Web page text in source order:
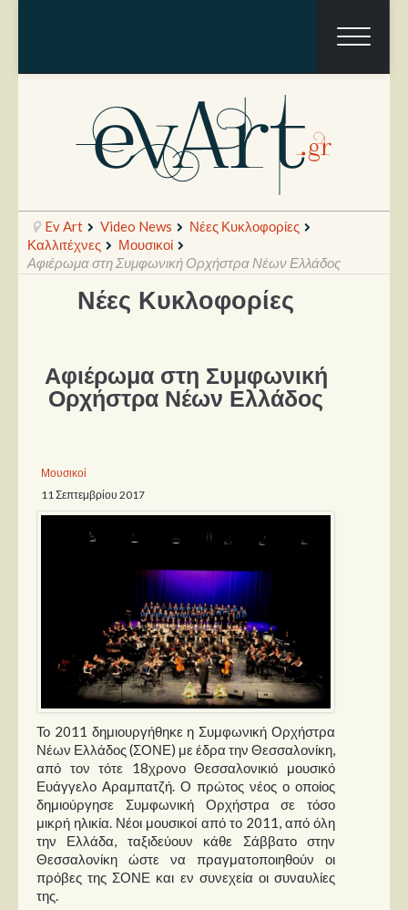
Ραπόρτο
Συνεντεύξεις
Δίσκοι
Σειρές
Ταινίες
Video News
Καλλιτέχνες
Μουσικοί
Διάφοροι
Εκτός Συνόρων
Νέα
Στήλες
Polls
Ev Art Video News
Νέες Κυκλοφορίες
Καλλιτέχνες
Μουσικοί
Αφιέρωμα στη Συμφωνική Ορχήστρα Νέων Ελλάδος
Νέες Κυκλοφορίες
Αφιέρωμα στη Συμφωνική
Ορχήστρα Νέων Ελλάδος
Μουσικοί
11 Σεπτεμβρίου 2017
Το 2011 δημιουργήθηκε η Συμφωνική Ορχήστρα
Νέων Ελλάδος (ΣΟΝΕ) με έδρα την Θεσσαλονίκη,
από τον τότε 18χρονο Θεσσαλονικιό μουσικό
Ευάγγελο Αραμπατζή. Ο πρώτος νέος ο οποίος
δημιούργησε Συμφωνική Ορχήστρα σε τόσο
μικρή ηλικία. Νέοι μουσικοί από το 2011, από όλη
την Ελλάδα, ταξιδεύουν κάθε Σάββατο στην
Θεσσαλονίκη ώστε να πραγματοποιηθούν οι
πρόβες της ΣΟΝΕ και εν συνεχεία οι συναυλίες
της.